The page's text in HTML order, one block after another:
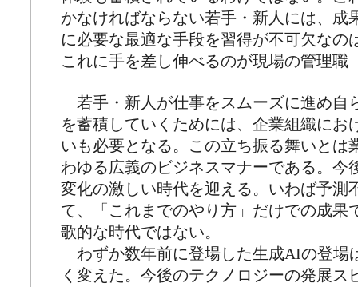
かなければならない若手・新人には、成
に必要な最適な手段を習得が不可欠なの
これに手を差し伸べるのが現場の管理職
若手・新人が仕事をスムーズに進め自
を蓄積していくためには、企業組織にお
いも必要となる。この立ち振る舞いとは
わゆる広義のビジネスマナーである。今
変化の激しい時代を迎える。いわば予測
て、「これまでのやり方」だけでの成果
歌的な時代ではない。
わずか数年前に登場した生成AIの登場
く変えた。今後のテクノロジーの発展ス